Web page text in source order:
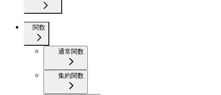
関数
通常関数
集約関数